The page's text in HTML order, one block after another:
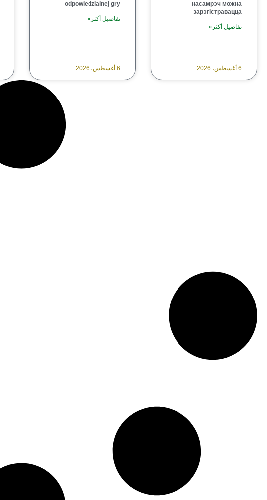
насамрэч можна
зарэгістравацца
تفاصيل أكثر»
6 أغسطس، 2026
odpowiedzialnej gry
تفاصيل أكثر»
6 أغسطس، 2026